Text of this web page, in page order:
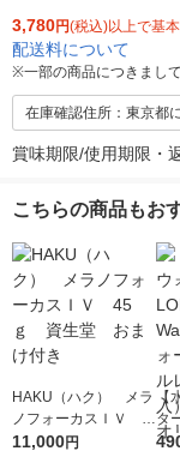
3,780円(税込)以上で基
配送料について
※一部の商品につきまし
在庫確認住所：東京都
賞味期限/使用期限・
こちらの商品もお
HAKU（ハク） メラ
ノフォーカスＩＶ 4
5ｇ 資生堂 おまけ
11,000円
【
タ
r（